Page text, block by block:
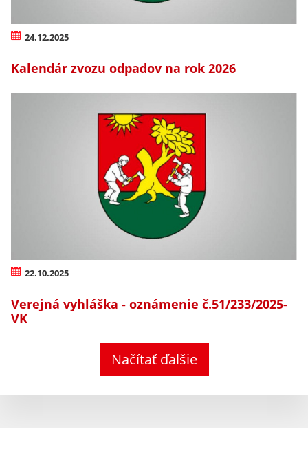
24.12.2025
Kalendár zvozu odpadov na rok 2026
22.10.2025
Verejná vyhláška - oznámenie č.51/233/2025-
VK
Načítať ďalšie